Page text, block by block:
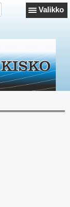
Valikko